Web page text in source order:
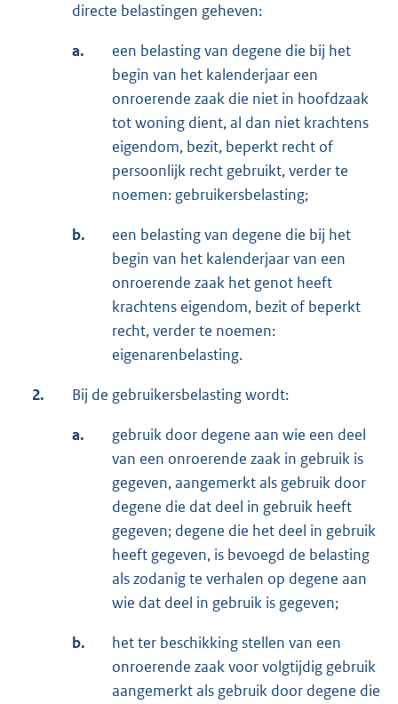
directe belastingen geheven:
a.
een belasting van degene die bij het
begin van het kalenderjaar een
onroerende zaak die niet in hoofdzaak
tot woning dient, al dan niet krachtens
eigendom, bezit, beperkt recht of
persoonlijk recht gebruikt, verder te
noemen: gebruikersbelasting;
b.
een belasting van degene die bij het
begin van het kalenderjaar van een
onroerende zaak het genot heeft
krachtens eigendom, bezit of beperkt
recht, verder te noemen:
eigenarenbelasting.
2. Bij de gebruikersbelasting wordt:
a.
gebruik door degene aan wie een deel
van een onroerende zaak in gebruik is
gegeven, aangemerkt als gebruik door
degene die dat deel in gebruik heeft
gegeven; degene die het deel in gebruik
heeft gegeven, is bevoegd de belasting
als zodanig te verhalen op degene aan
wie dat deel in gebruik is gegeven;
b.
het ter beschikking stellen van een
onroerende zaak voor volgtijdig gebruik
aangemerkt als gebruik door degene die